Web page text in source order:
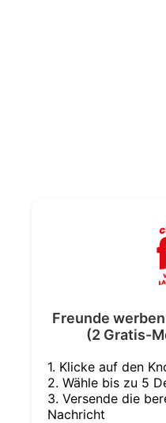
Freunde
(2 Gratis-
1. Klicke auf den
2. Wähle bis zu 5
3. Versende die
Nachricht